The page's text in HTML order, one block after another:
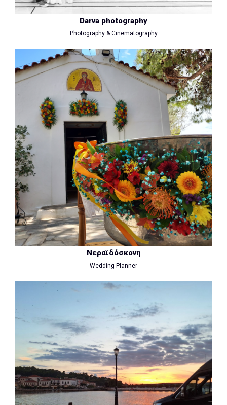
Darva photography
Photography & Cinematography
Νεραϊδόσκονη
Wedding Planner